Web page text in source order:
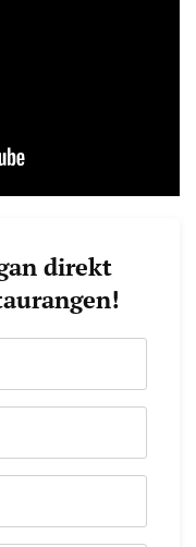
direkt